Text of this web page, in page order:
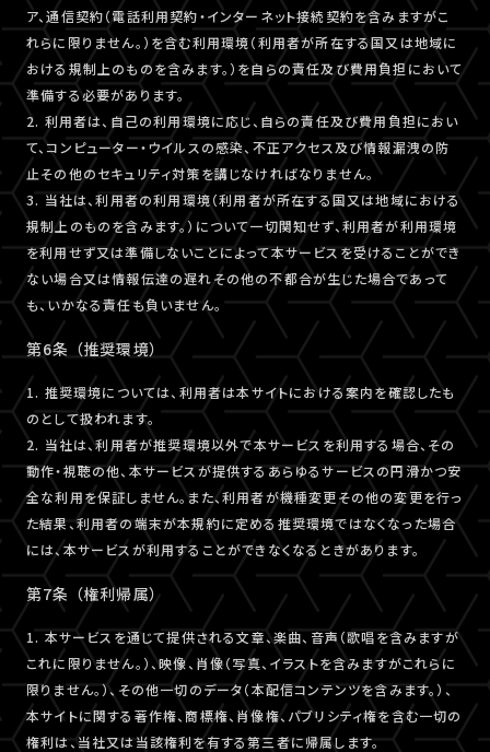
ア、通信契約（電話利用契約・インターネット接続契約を含みますがこ
れらに限りません。）を含む利用環境（利用者が所在する国又は地域に
おける規制上のものを含みます。）を自らの責任及び費用負担において
準備する必要があります。
2. 利用者は、自己の利用環境に応じ、自らの責任及び費用負担におい
て、コンピューター・ウイルスの感染、不正アクセス及び情報漏洩の防
止その他のセキュリティ対策を講じなければなりません。
3. 当社は、利用者の利用環境（利用者が所在する国又は地域における
規制上のものを含みます。）について一切関知せず、利用者が利用環境
を利用せず又は準備しないことによって本サービスを受けることができ
ない場合又は情報伝達の遅れその他の不都合が生じた場合であって
も、いかなる責任も負いません。
第6条 （推奨環境）
1. 推奨環境については、利用者は本サイトにおける案内を確認したも
のとして扱われます。
2. 当社は、利用者が推奨環境以外で本サービスを利用する場合、その
動作・視聴の他、本サービスが提供するあらゆるサービスの円滑かつ安
全な利用を保証しません。また、利用者が機種変更その他の変更を行っ
た結果、利用者の端末が本規約に定める推奨環境ではなくなった場合
には、本サービスが利用することができなくなるときがあります。
第7条 （権利帰属）
1. 本サービスを通じて提供される文章、楽曲、音声（歌唱を含みますが
これに限りません。）、映像、肖像（写真、イラストを含みますがこれらに
限りません。）、その他一切のデータ（本配信コンテンツを含みます。）、
本サイトに関する著作権、商標権、肖像権、パブリシティ権を含む一切の
権利は、当社又は当該権利を有する第三者に帰属します。